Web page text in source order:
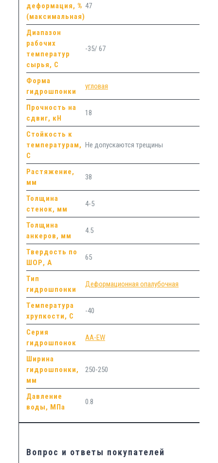
деформация, %
(максимальная)
47
Диапазон
рабочих
температур
сырья, С
-35/ 67
Форма
гидрошпонки
угловая
Прочность на
сдвиг, кН
18
Стойкость к
температурам,
С
Не допускаются трещины
Растяжение,
мм
38
Толщина
стенок, мм
4-5
Толщина
анкеров, мм
4.5
Твердость по
ШОР, А
65
Тип
гидрошпонки
Деформационная опалубочная
Температура
хрупкости, С
-40
Серия
гидрошпонок
АА-EW
Ширина
гидрошпонки,
мм
250-250
Давление
воды, МПа
0.8
Вопрос и ответы покупателей